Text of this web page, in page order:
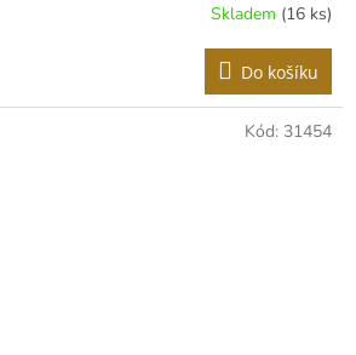
Skladem (16 ks)
Do košíku
Kód: 31454